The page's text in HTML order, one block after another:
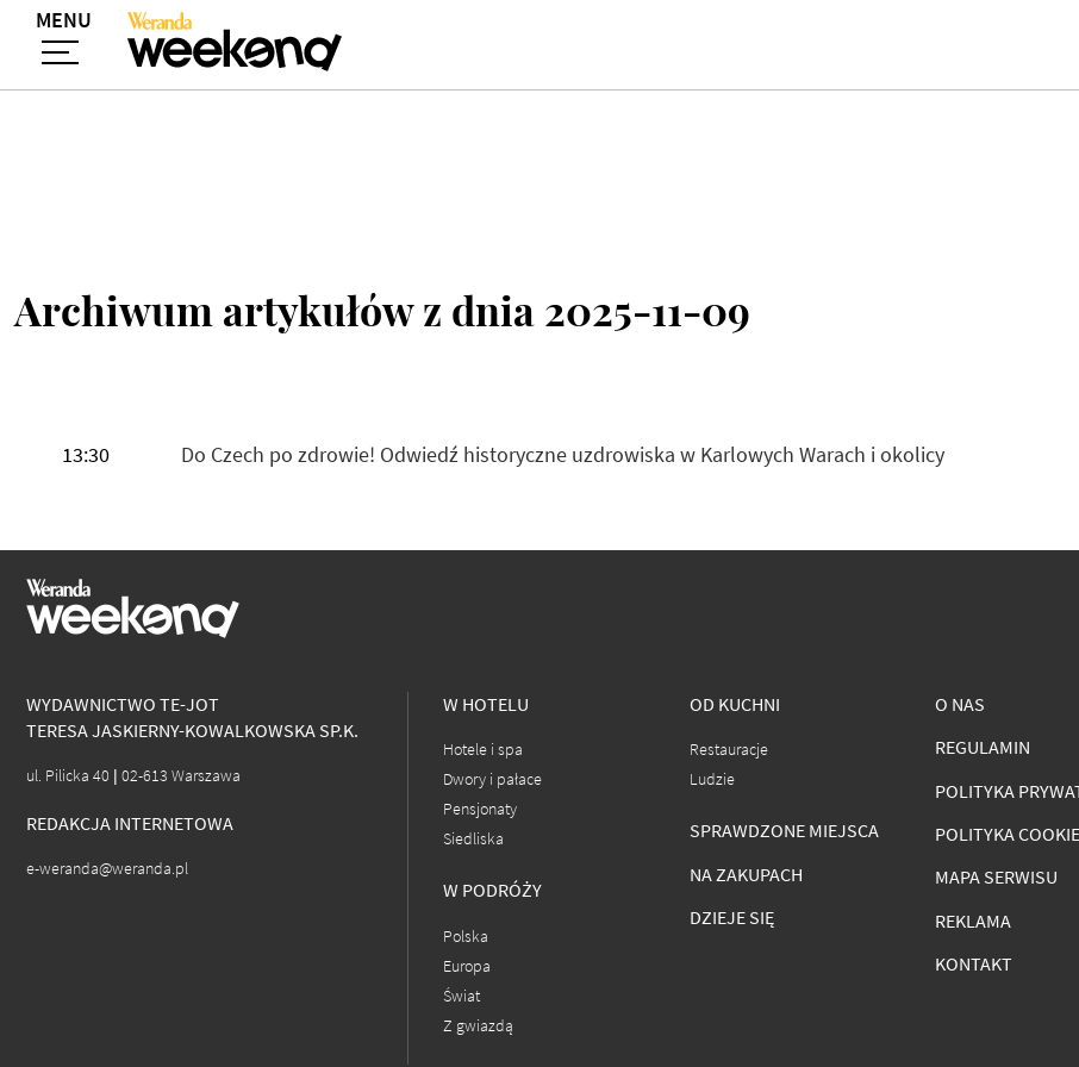
MENU
Archiwum artykułów z dnia 2025-11-09
13:30 Do Czech po zdrowie! Odwiedź historyczne uzdrowiska w Karlowych Warach i okolicy
WYDAWNICTWO TE-JOT
TERESA JASKIERNY-KOWALKOWSKA SP.K.
ul. Pilicka 40 | 02-613 Warszawa
REDAKCJA INTERNETOWA
e-weranda@weranda.pl
W HOTELU
Hotele i spa
Dwory i pałace
Pensjonaty
Siedliska
W PODRÓŻY
Polska
Europa
Świat
Z gwiazdą
OD KUCHNI
Restauracje
Ludzie
SPRAWDZONE MIEJSCA
NA ZAKUPACH
DZIEJE SIĘ
O NAS
REGULAMIN
POLITYKA
POLITYKA
MAPA SERWISU
REKLAMA
KONTAKT